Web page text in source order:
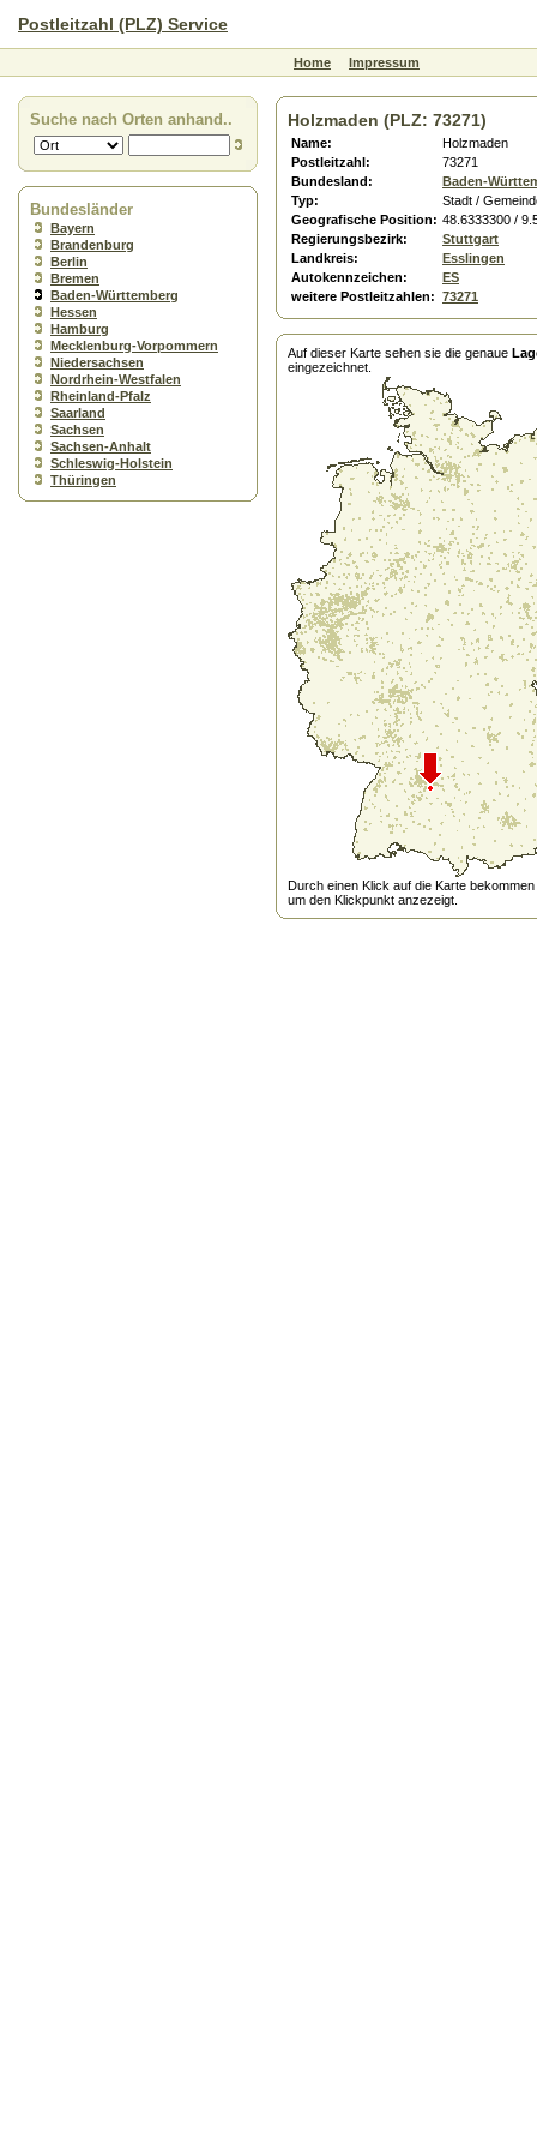
Postleitzahl (PLZ) Service
Home Impressum
Suche nach Orten anhand..
Bundesländer
Bayern
Brandenburg
Berlin
Bremen
Baden-Württemberg
Hessen
Hamburg
Mecklenburg-Vorpommern
Niedersachsen
Nordrhein-Westfalen
Rheinland-Pfalz
Saarland
Sachsen
Sachsen-Anhalt
Schleswig-Holstein
Thüringen
Holzmaden (PLZ: 73271)
Name:
Holzmaden
Postleitzahl:
73271
Bundesland:
Baden-
Typ:
Stadt /
Geografische Position: 48.6333300 /
Regierungsbezirk:
Stuttgart
Landkreis:
Esslingen
Autokennzeichen:
ES
weitere Postleitzahlen: 73271
Auf dieser Karte sehen sie die genaue
eingezeichnet.
Durch einen Klick auf die Karte
um den Klickpunkt anzezeigt.